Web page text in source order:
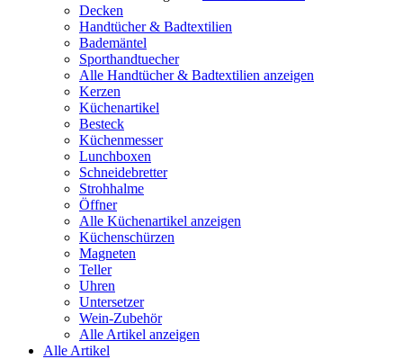
Decken
Handtücher & Badtextilien
Bademäntel
Sporthandtuecher
Alle Handtücher & Badtextilien anzeigen
Kerzen
Küchenartikel
Besteck
Küchenmesser
Lunchboxen
Schneidebretter
Strohhalme
Öffner
Alle Küchenartikel anzeigen
Küchenschürzen
Magneten
Teller
Uhren
Untersetzer
Wein-Zubehör
Alle Artikel anzeigen
Alle Artikel